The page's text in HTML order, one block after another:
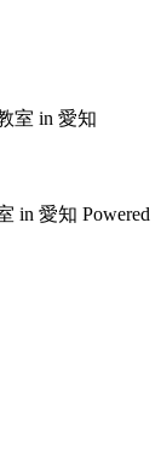
in 愛知 Powered